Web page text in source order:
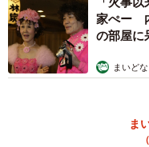
家ぺー
の部屋に
まいど
ま